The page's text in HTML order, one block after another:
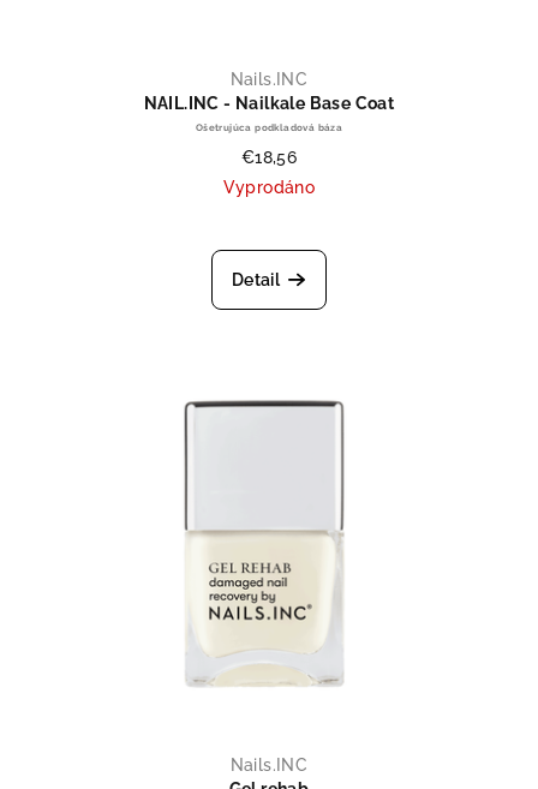
Nails.INC
NAIL.INC - Nailkale Base Coat
Ošetrujúca podkladová báza
€18,56
Vyprodáno
Detail
Nails.INC